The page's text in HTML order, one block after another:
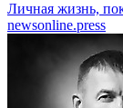
Личная жизнь,
newsonline.press